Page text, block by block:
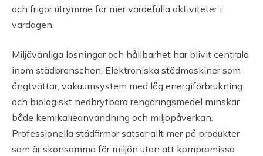
och frigör utrymme för mer värdefulla aktiviteter i
vardagen.
Miljövänliga lösningar och hållbarhet har blivit centrala
inom städbranschen. Elektroniska städmaskiner som
ångtvättar, vakuumsystem med låg energiförbrukning
och biologiskt nedbrytbara rengöringsmedel minskar
både kemikalieanvändning och miljöpåverkan.
Professionella städfirmor satsar allt mer på produkter
som är skonsamma för miljön utan att kompromissa